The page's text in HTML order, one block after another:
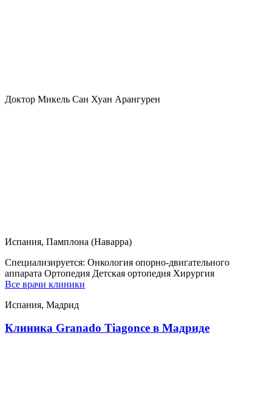
Доктор Микель Сан Хуан Арангурен
Испания, Памплона (Наварра)
Специализируется: Онкология опорно-двигательного
аппарата Ортопедия Детская ортопедия Хирургия
Все врачи клиники
Испания, Мадрид
Клиника Granado Tiagonce в Мадриде